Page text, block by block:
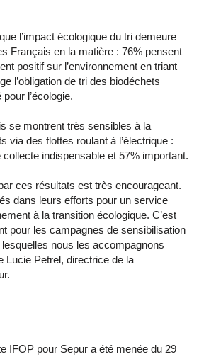
l’impact écologique du tri demeure
Français en la matière : 76% pensent
positif sur l’environnement en triant
l’obligation de tri des biodéchets
l’écologie.
se montrent très sensibles à la
via des flottes roulant à l’électrique :
indispensable et 57% important.
ces résultats est très encourageant.
dans leurs efforts pour un service
à la transition écologique. C’est
pour les campagnes de sensibilisation
lesquelles nous les accompagnons
Lucie Petrel, directrice de la
IFOP pour Sepur a été menée du 29